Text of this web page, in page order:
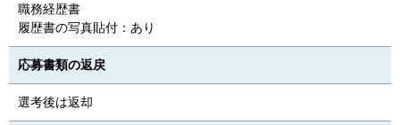
職務経歴書
履歴書の写真貼付：あり
応募書類の返戻
選考後は返却